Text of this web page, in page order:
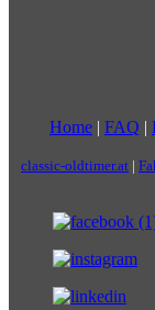
Home | FAQ |
classic-oldtimer.at |